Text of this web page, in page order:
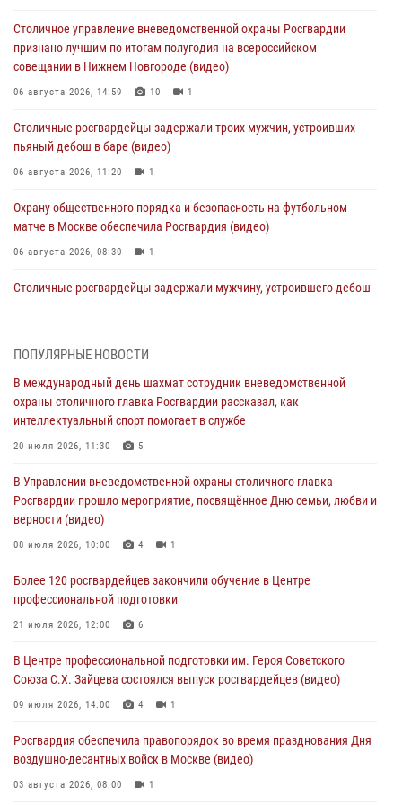
Столичное управление вневедомственной охраны Росгвардии
признано лучшим по итогам полугодия на всероссийском
совещании в Нижнем Новгороде (видео)
06 августа 2026, 14:59 10 1
Столичные росгвардейцы задержали троих мужчин, устроивших
пьяный дебош в баре (видео)
06 августа 2026, 11:20 1
Охрану общественного порядка и безопасность на футбольном
матче в Москве обеспечила Росгвардия (видео)
06 августа 2026, 08:30 1
Столичные росгвардейцы задержали мужчину, устроившего дебош
футбольного матча Кубка России (Видео)
05 августа 2026, 12:35
Делегация МВД Республики Беларусь ознакомилась с передовыми
04 августа 2026, 18:16
В столичном главке Росгвардии завершился чемпионат по самбо и
боевому самбо. (видео)
Офицер Росгвардии стал гостем прямого эфира на «Радио Москвы»
и рассказал о работе дежурных частей
ПОПУЛЯРНЫЕ НОВОСТИ
В международный день шахмат сотрудник вневедомственной
охраны столичного главка Росгвардии рассказал, как
интеллектуальный спорт помогает в службе
20 июля 2026, 11:30 5
В Управлении вневедомственной охраны столичного главка
Росгвардии прошло мероприятие, посвящённое Дню семьи, любви и
верности (видео)
08 июля 2026, 10:00 4 1
Более 120 росгвардейцев закончили обучение в Центре
профессиональной подготовки
21 июля 2026, 12:00 6
В Центре профессиональной подготовки им. Героя Советского
Союза С.Х. Зайцева состоялся выпуск росгвардейцев (видео)
09 июля 2026, 14:00 4 1
Росгвардия обеспечила правопорядок во время празднования Дня
воздушно-десантных войск в Москве (видео)
03 августа 2026, 08:00 1